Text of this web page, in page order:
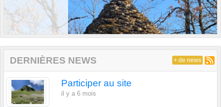
DERNIÈRES NEWS
Participer au site
il y a 6 mois
+ de news